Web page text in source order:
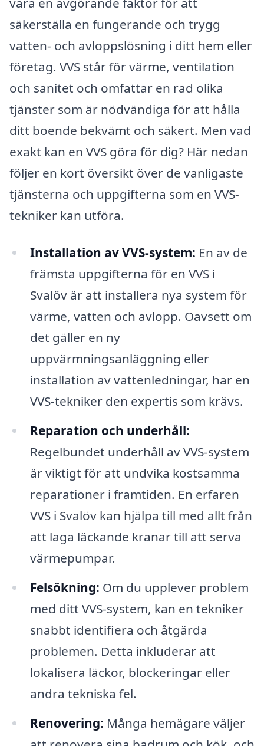
säkerställa en fungerande och trygg
vatten- och avloppslösning i ditt hem eller
företag. VVS står för värme, ventilation
och sanitet och omfattar en rad olika
tjänster som är nödvändiga för att hålla
ditt boende bekvämt och säkert. Men vad
exakt kan en VVS göra för dig? Här nedan
följer en kort översikt över de vanligaste
tjänsterna och uppgifterna som en VVS-
tekniker kan utföra.
Installation av VVS-system: En av de
främsta uppgifterna för en VVS i
Svalöv är att installera nya system för
värme, vatten och avlopp. Oavsett om
det gäller en ny
uppvärmningsanläggning eller
installation av vattenledningar, har en
VVS-tekniker den expertis som krävs.
Reparation och underhåll:
Regelbundet underhåll av VVS-system
är viktigt för att undvika kostsamma
reparationer i framtiden. En erfaren
VVS i Svalöv kan hjälpa till med allt från
att laga läckande kranar till att serva
värmepumpar.
Felsökning: Om du upplever problem
med ditt VVS-system, kan en tekniker
snabbt identifiera och åtgärda
problemen. Detta inkluderar att
lokalisera läckor, blockeringar eller
andra tekniska fel.
Renovering: Många hemägare väljer